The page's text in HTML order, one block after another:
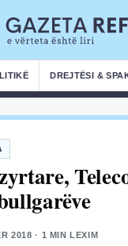
DREJTËSI &
2018 · 1 MIN LEXIM